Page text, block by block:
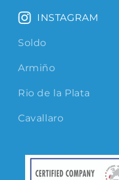
INSTAGRAM
Soldo
Armiño
Rio de la Plata
Cavallaro